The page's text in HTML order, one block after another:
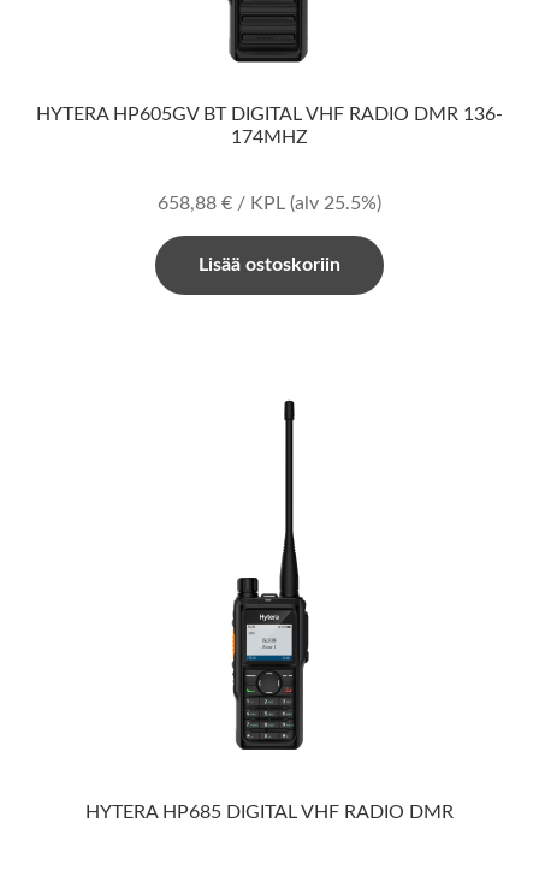
HYTERA HP605GV BT DIGITAL VHF RADIO DMR 136-
174MHZ
658,88 € / KPL (alv 25.5%)
Lisää ostoskoriin
HYTERA HP685 DIGITAL VHF RADIO DMR